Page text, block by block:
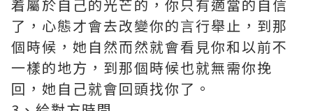
着屬於自己的光芒的，你只有適當的自信
了，心態才會去改變你的言行舉止，到那
個時候，她自然而然就會看見你和以前不
一樣的地方，到那個時候也就無需你挽
回，她自己就會回頭找你了。